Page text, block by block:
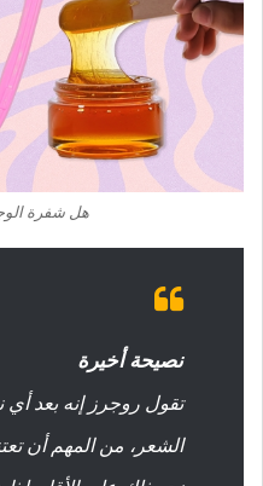
هل شفرة
نصيحة أخيرة
تقول روجرز إنه بعد أي
الشعر، من المهم أن